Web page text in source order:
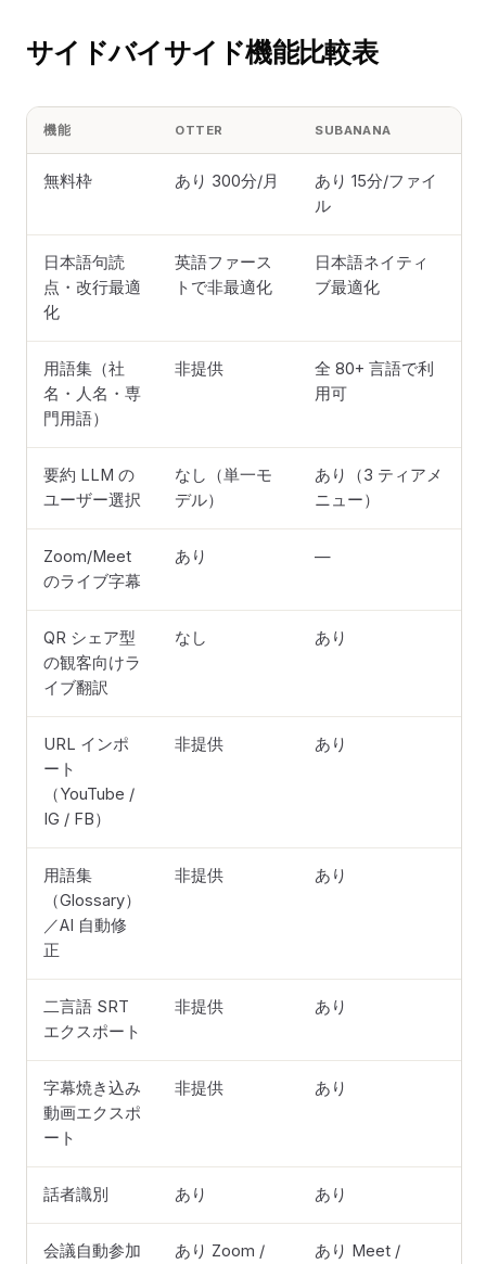
サイドバイサイド機能比較表
機能 OTTER SUBANANA
無料枠 あり 300分/月
あり 15分/ファイ
ル
日本語句読
点・改行最適
化
英語ファース
トで非最適化
日本語ネイティ
ブ最適化
用語集（社
名・人名・専
門用語）
非提供
全 80+ 言語で利
用可
要約 LLM の
ユーザー選択
なし（単一モ
デル）
あり（3 ティアメ
ニュー）
Zoom/Meet
のライブ字幕
あり —
QR シェア型
の観客向けラ
イブ翻訳
なし あり
URL インポ
ート
（YouTube /
IG / FB）
非提供 あり
用語集
（Glossary）
／AI 自動修
正
非提供 あり
二言語 SRT
エクスポート
非提供 あり
字幕焼き込み
動画エクスポ
ート
非提供 あり
話者識別 あり あり
会議自動参加
あり Zoom /
あり Meet /